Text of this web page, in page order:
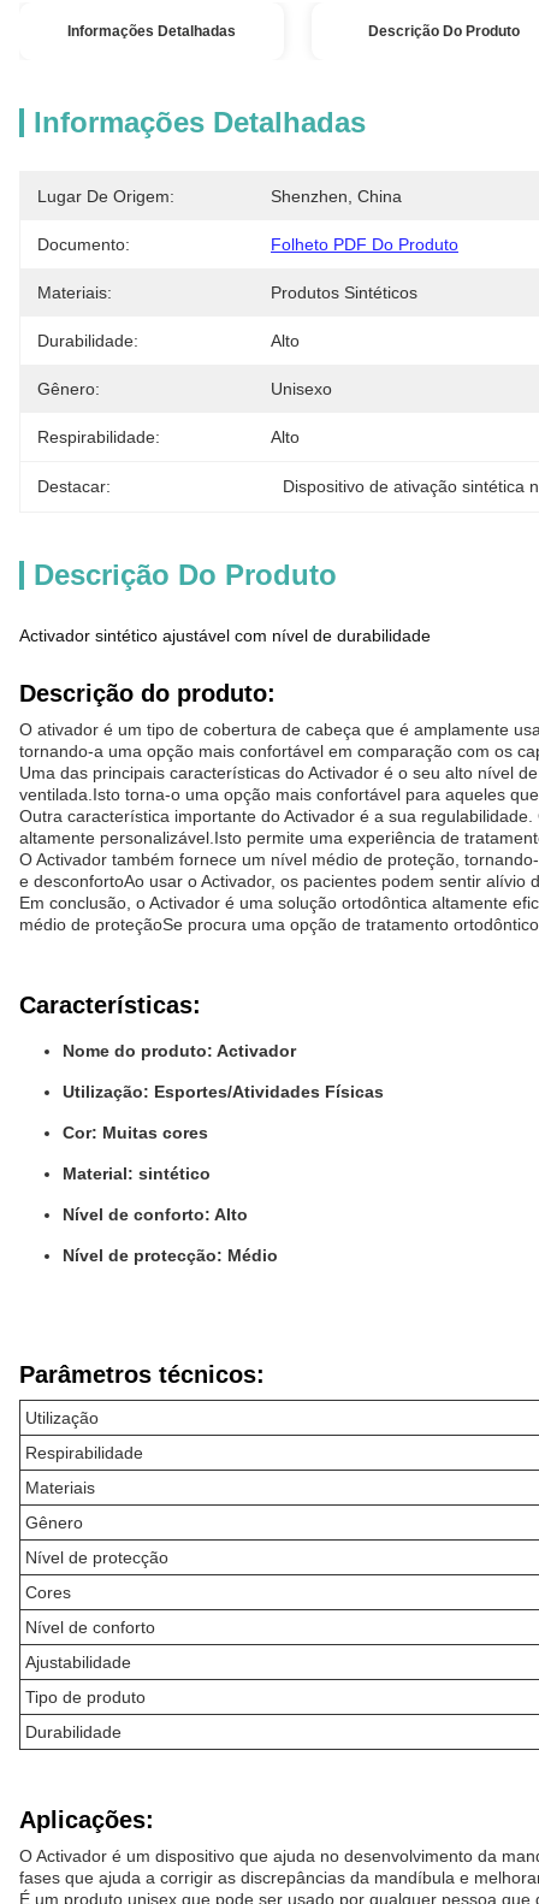
Informações Detalhadas Descrição Do Produto
Informações Detalhadas
Lugar De Origem: Shenzhen, China
Documento: Folheto PDF Do Produto
Materiais: Produtos Sintéticos
Durabilidade: Alto
Gênero: Unisexo
Respirabilidade: Alto
Destacar: Dispositivo de ativação sintética
Descrição Do Produto
Activador sintético ajustável com nível de durabilidade
Descrição do produto:
O ativador é um tipo de cobertura de cabeça que é amplamente
tornando-a uma opção mais confortável em comparação com os
Uma das principais características do Activador é o seu alto nível
ventilada.Isto torna-o uma opção mais confortável para aqueles
Outra característica importante do Activador é a sua
altamente personalizável.Isto permite uma experiência de
O Activador também fornece um nível médio de proteção,
e desconfortoAo usar o Activador, os pacientes podem sentir
Em conclusão, o Activador é uma solução ortodôntica altamente
médio de proteçãoSe procura uma opção de tratamento
Características:
Nome do produto: Activador
Utilização: Esportes/Atividades Físicas
Cor: Muitas cores
Material: sintético
Nível de conforto: Alto
Nível de protecção: Médio
Parâmetros técnicos:
Utilização
Respirabilidade
Materiais
Gênero
Nível de protecção
Cores
Nível de conforto
Ajustabilidade
Tipo de produto
Durabilidade
Aplicações:
O Activador é um dispositivo que ajuda no desenvolvimento da
fases que ajuda a corrigir as discrepâncias da mandíbula e
É um produto unisex que pode ser usado por qualquer pessoa